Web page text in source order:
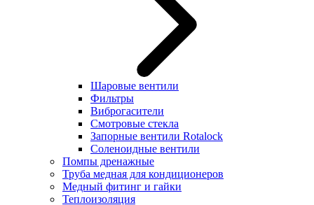
Шаровые вентили
Фильтры
Виброгасители
Смотровые стекла
Запорные вентили Rotalock
Соленоидные вентили
Помпы дренажные
Труба медная для кондиционеров
Медный фитинг и гайки
Теплоизоляция